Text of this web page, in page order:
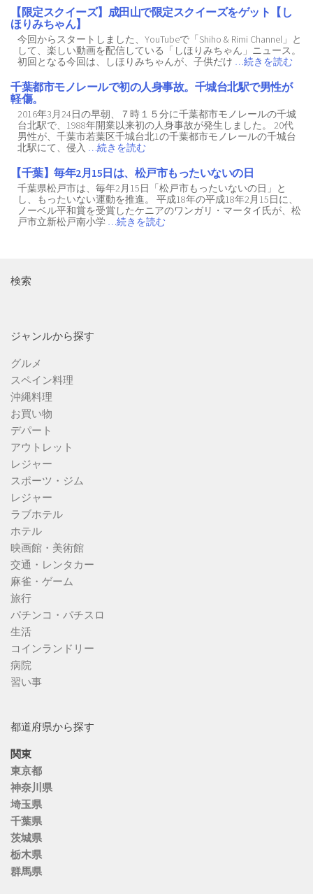
【限定スクイーズ】成田山で限定スクイーズをゲット【し
ほりみちゃん】
今回からスタートしました、YouTubeで「Shiho & Rimi Channel」と
して、楽しい動画を配信している「しほりみちゃん」ニュース。
初回となる今回は、しほりみちゃんが、子供だけ …続きを読む
千葉都市モノレールで初の人身事故。千城台北駅で男性が
軽傷。
2016年3月24日の早朝、７時１５分に千葉都市モノレールの千城
台北駅で、1988年開業以来初の人身事故が発生しました。 20代
男性が、千葉市若葉区千城台北1の千葉都市モノレールの千城台
北駅にて、侵入 …続きを読む
【千葉】毎年2月15日は、松戸市もったいないの日
千葉県松戸市は、毎年2月15日「松戸市もったいないの日」と
し、もったいない運動を推進。 平成18年の平成18年2月15日に、
ノーベル平和賞を受賞したケニアのワンガリ・マータイ氏が、松
戸市立新松戸南小学 …続きを読む
検索
ジャンルから探す
グルメ
スペイン料理
沖縄料理
お買い物
デパート
アウトレット
レジャー
スポーツ・ジム
レジャー
ラブホテル
ホテル
映画館・美術館
交通・レンタカー
麻雀・ゲーム
旅行
パチンコ・パチスロ
生活
コインランドリー
病院
習い事
都道府県から探す
関東
東京都
神奈川県
埼玉県
千葉県
茨城県
栃木県
群馬県